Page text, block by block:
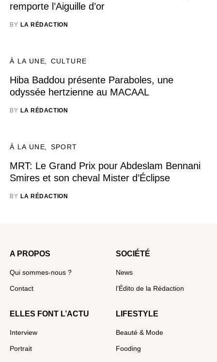
remporte l’Aiguille d’or
BY LA RÉDACTION
À LA UNE CULTURE
Hiba Baddou présente Paraboles, une
odyssée hertzienne au MACAAL
BY LA RÉDACTION
À LA UNE SPORT
MRT: Le Grand Prix pour Abdeslam Bennani
Smires et son cheval Mister d’Éclipse
BY LA RÉDACTION
A PROPOS
Qui sommes-nous ?
Contact
SOCIÉTÉ
News
l’Édito de la Rédaction
ELLES FONT L’ACTU
Interview
Portrait
LIFESTYLE
Beauté & Mode
Fooding